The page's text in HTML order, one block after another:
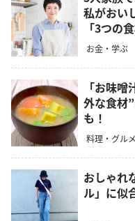
私がおい
「3つの食
お金・学ぶ
「お味
外な食材
も！
料理・グルメ
おしゃれ
ル」に似